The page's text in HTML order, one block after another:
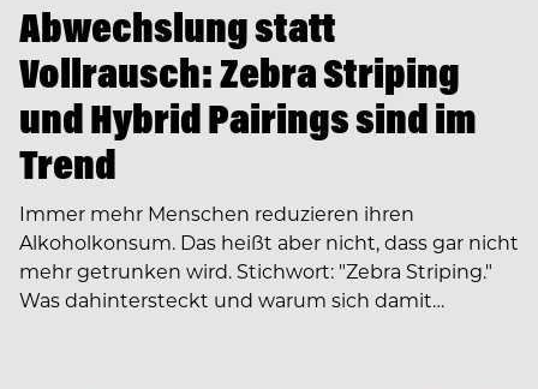
Abwechslung statt
Vollrausch: Zebra Striping
und Hybrid Pairings sind im
Trend
Immer mehr Menschen reduzieren ihren
Alkoholkonsum. Das heißt aber nicht, dass gar nicht
mehr getrunken wird. Stichwort: "Zebra Striping."
Was dahintersteckt und warum sich damit…